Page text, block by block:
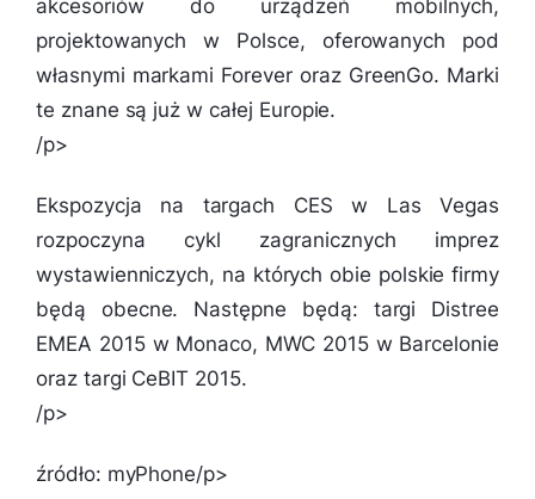
akcesoriów do urządzeń mobilnych,
projektowanych w Polsce, oferowanych pod
własnymi markami Forever oraz GreenGo. Marki
te znane są już w całej Europie.
/p>
Ekspozycja na targach CES w Las Vegas
rozpoczyna cykl zagranicznych imprez
wystawienniczych, na których obie polskie firmy
będą obecne. Następne będą: targi Distree
EMEA 2015 w Monaco, MWC 2015 w Barcelonie
oraz targi CeBIT 2015.
/p>
źródło: myPhone/p>